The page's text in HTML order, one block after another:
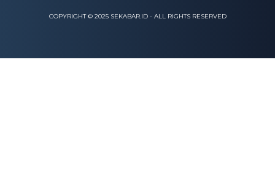
COPYRIGHT © 2025 SEKABAR.ID - ALL RIGHTS RESERVED